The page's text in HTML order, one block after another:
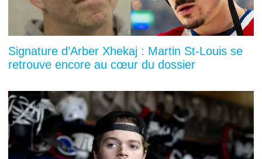
Signature d’Arber Xhekaj : Martin St-Louis se
retrouve encore au cœur du dossier